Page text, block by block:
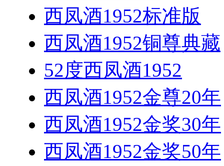
西凤酒1952标准版
西凤酒1952铜尊典藏
52度西凤酒1952
西凤酒1952金尊20年
西凤酒1952金奖30年
西凤酒1952金奖50年